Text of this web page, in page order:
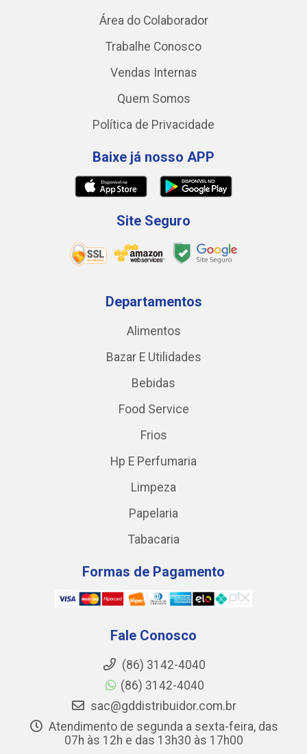
Área do Colaborador
Trabalhe Conosco
Vendas Internas
Quem Somos
Política de Privacidade
Baixe já nosso APP
Site Seguro
Departamentos
Alimentos
Bazar E Utilidades
Bebidas
Food Service
Frios
Hp E Perfumaria
Limpeza
Papelaria
Tabacaria
Formas de Pagamento
Fale Conosco
(86) 3142-4040
(86) 3142-4040
sac@gddistribuidor.com.br
Atendimento de segunda a sexta-feira, das
07h às 12h e das 13h30 às 17h00